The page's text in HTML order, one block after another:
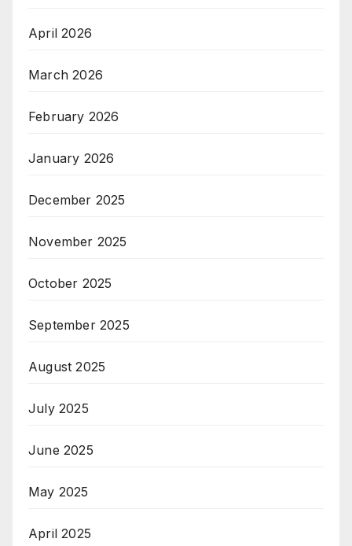
April 2026
March 2026
February 2026
January 2026
December 2025
November 2025
October 2025
September 2025
August 2025
July 2025
June 2025
May 2025
April 2025